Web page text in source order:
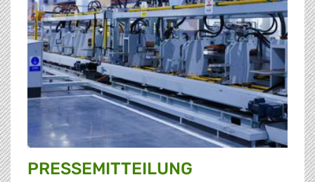
PRESSE­MITTEILUNG